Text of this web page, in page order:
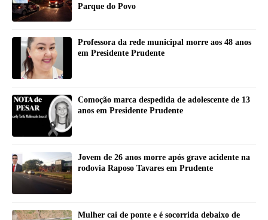
Parque do Povo
Professora da rede municipal morre aos 48 anos
em Presidente Prudente
Comoção marca despedida de adolescente de 13
anos em Presidente Prudente
Jovem de 26 anos morre após grave acidente na
rodovia Raposo Tavares em Prudente
Mulher cai de ponte e é socorrida debaixo de